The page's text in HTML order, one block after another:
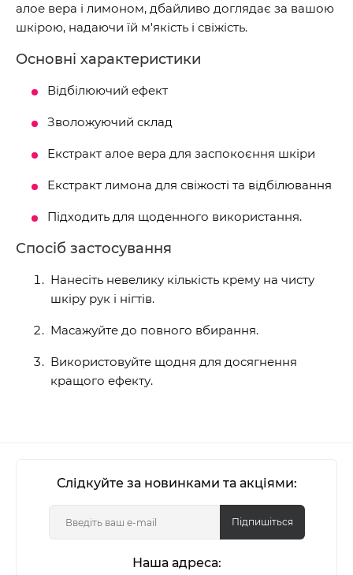
алое вера і лимоном, дбайливо доглядає за вашою
шкірою, надаючи їй м'якість і свіжість.
Основні характеристики
Відбілюючий ефект
Зволожуючий склад
Екстракт алое вера для заспокоєння шкіри
Екстракт лимона для свіжості та відбілювання
Підходить для щоденного використання.
Спосіб застосування
Нанесіть невелику кількість крему на чисту
шкіру рук і нігтів.
Масажуйте до повного вбирання.
Використовуйте щодня для досягнення
кращого ефекту.
Слідкуйте за новинками та акціями:
Підпишіться
Наша адреса: